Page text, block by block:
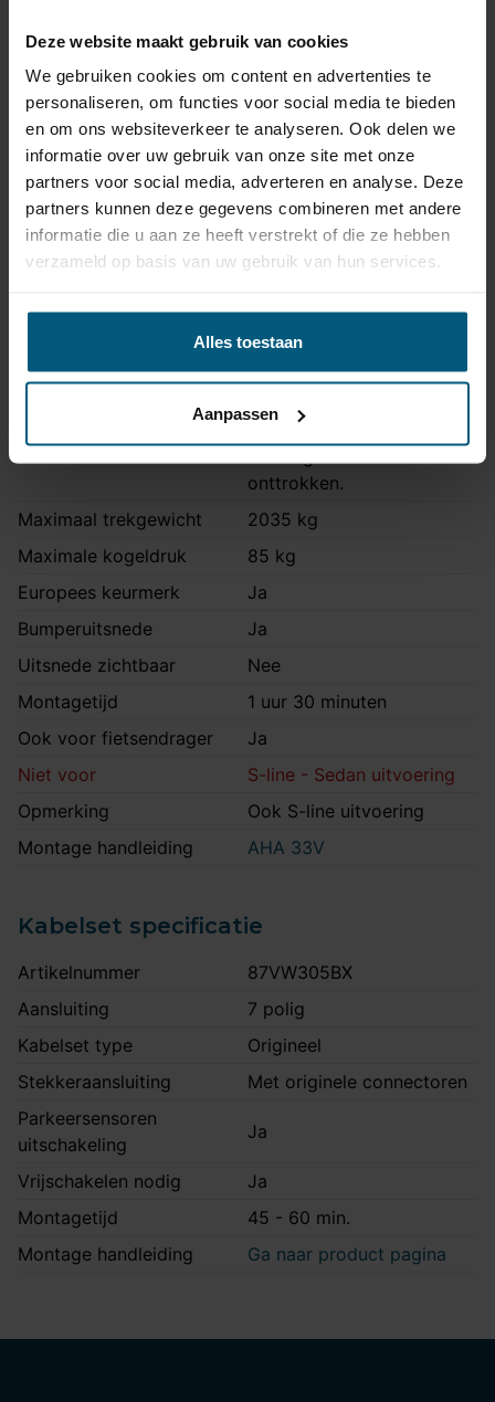
Deze website maakt gebruik van cookies
We gebruiken cookies om content en advertenties te
personaliseren, om functies voor social media te bieden
en om ons websiteverkeer te analyseren. Ook delen we
informatie over uw gebruik van onze site met onze
partners voor social media, adverteren en analyse. Deze
partners kunnen deze gegevens combineren met andere
informatie die u aan ze heeft verstrekt of die ze hebben
verzameld op basis van uw gebruik van hun services.
Alles toestaan
Aanpassen
connectoren
√ wanneer nodig voor een goede werking: trailer of
canbus modules
√ en natuurlijk: een 7 polige stekkerdoos
Deze verticale trekhaak is onderhoudsvrij en in
combinatie met de bijpassende kabelset is dit een
uitstekende keuze!
Trekhaak systeem
Verticaal afneembaar
Uitvoering
de houder van de trekhaak
onttrokken.
Maximaal trekgewicht
2035 kg
Maximale kogeldruk
85 kg
Europees keurmerk
Ja
Bumperuitsnede
Ja
Uitsnede zichtbaar
Nee
Montagetijd
1 uur 30 minuten
Ook voor fietsendrager
Ja
Niet voor
S-line - Sedan uitvoering
Opmerking
Ook S-line uitvoering
Montage handleiding
AHA 33V
Kabelset specificatie
Artikelnummer
87VW305BX
Aansluiting
7 polig
Kabelset type
Origineel
Stekkeraansluiting
Met originele connectoren
Parkeersensoren
uitschakeling
Ja
Vrijschakelen nodig
Ja
Montagetijd
45 - 60 min.
Montage handleiding
Ga naar product pagina